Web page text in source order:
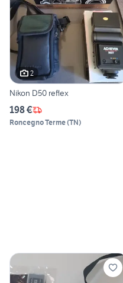
2
Nikon D50 reflex
198 €
Roncegno Terme(TN)